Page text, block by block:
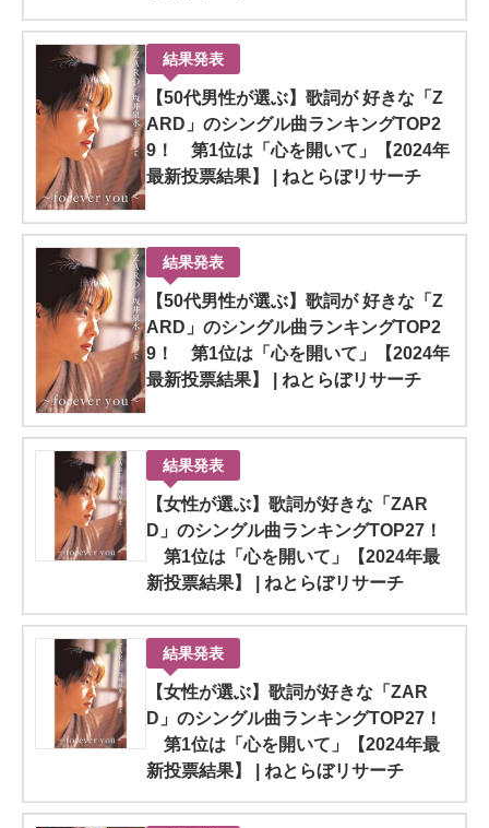
結果発表
【50代男性が選ぶ】歌詞が 好きな「Z
ARD」のシングル曲ランキングTOP2
9！ 第1位は「心を開いて」【2024年
最新投票結果】 | ねとらぼリサーチ
結果発表
【50代男性が選ぶ】歌詞が 好きな「Z
ARD」のシングル曲ランキングTOP2
9！ 第1位は「心を開いて」【2024年
最新投票結果】 | ねとらぼリサーチ
結果発表
【女性が選ぶ】歌詞が好きな「ZAR
D」のシングル曲ランキングTOP27！
第1位は「心を開いて」【2024年最
新投票結果】 | ねとらぼリサーチ
結果発表
【女性が選ぶ】歌詞が好きな「ZAR
D」のシングル曲ランキングTOP27！
第1位は「心を開いて」【2024年最
新投票結果】 | ねとらぼリサーチ